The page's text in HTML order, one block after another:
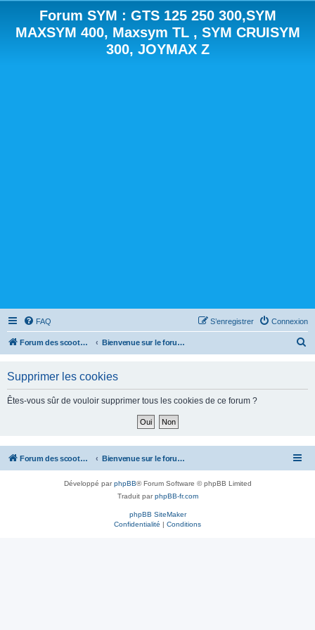
Forum SYM : GTS 125 250 300,SYM
MAXSYM 400, Maxsym TL , SYM CRUISYM
300, JOYMAX Z
FAQ Connexion
S’enregistrer
Forum des scooters SYM - GTS -MAXSYM - CRUISYM - JOYMAX - Maxsym TL Bienvenue sur le forum des scooters de la gamme SYM
h
Supprimer les cookies
Êtes-vous sûr de vouloir supprimer tous les cookies de ce forum ?
Forum des scooters SYM - GTS -MAXSYM - CRUISYM - JOYMAX - Maxsym TL Bienvenue sur le forum des scooters de la gamme SYM
Développé parphpBB® Forum Software © phpBB Limited
Traduit parphpBB-fr.com
phpBB SiteMaker
Confidentialité | Conditions